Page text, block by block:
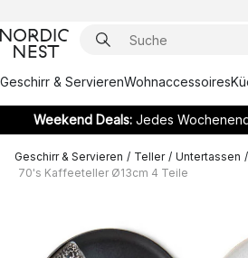
Geschirr & ServierenWohnaccessoires
Weekend Deals:Jedes
Geschirr & Servieren / Teller / Untertassen /
70's Kaffeeteller Ø13cm 4 Teile